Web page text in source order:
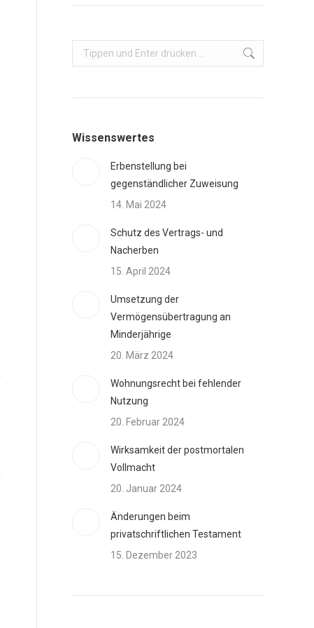
Search:
Wissenswertes
Erbenstellung bei
gegenständlicher Zuweisung
14. Mai 2024
Schutz des Vertrags- und
Nacherben
15. April 2024
Umsetzung der
Vermögensübertragung an
Minderjährige
20. März 2024
Wohnungsrecht bei fehlender
Nutzung
20. Februar 2024
Wirksamkeit der postmortalen
Vollmacht
20. Januar 2024
Änderungen beim
privatschriftlichen Testament
15. Dezember 2023